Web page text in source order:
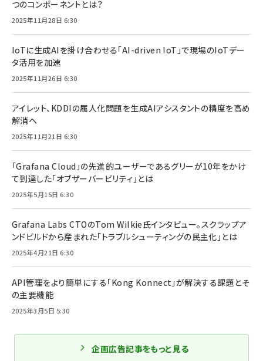
つのコンポーネントとは？
2025年11月28日 6:30
IoTに生成AIを掛け合わせる「AI-driven IoT」で現場のIoTデー
タ活用を加速
2025年11月26日 6:30
アイレット、KDDIの属人化問題を生成AIアシスタントの精度を高め
解消へ
2025年11月21日 6:30
「Grafana Cloud」の先進的ユーザーであるグリーが10年をかけ
て到達した「オブザーバービリティ」とは
2025年5月15日 6:30
Grafana Labs CTOのTom Wilkie氏インタビュー。スクラップア
ンドビルドから産まれた「トラブルシューティングの民主化」とは
2025年4月21日 6:30
API管理をより簡単にする「Kong Konnect」が解決する課題とそ
の主要機能
2025年3月5日 5:30
企画広告記事をもっと見る